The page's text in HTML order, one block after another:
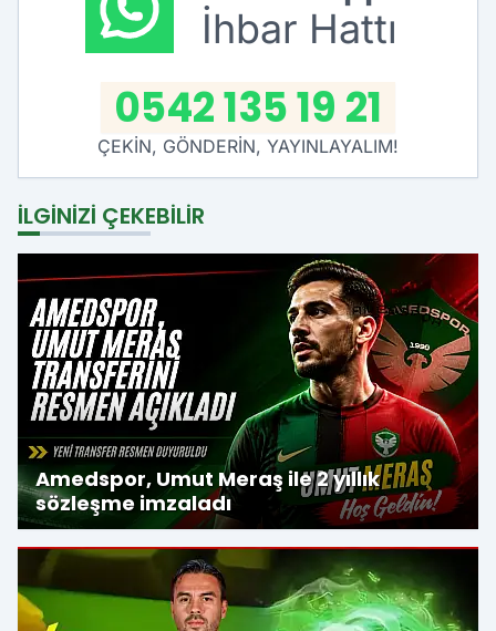
İhbar Hattı
0542 135 19 21
ÇEKİN, GÖNDERİN, YAYINLAYALIM!
İLGINIZI ÇEKEBILIR
Amedspor, Umut Meraş ile 2 yıllık
sözleşme imzaladı